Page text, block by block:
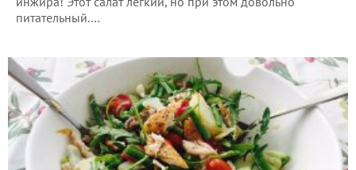
питательный.…